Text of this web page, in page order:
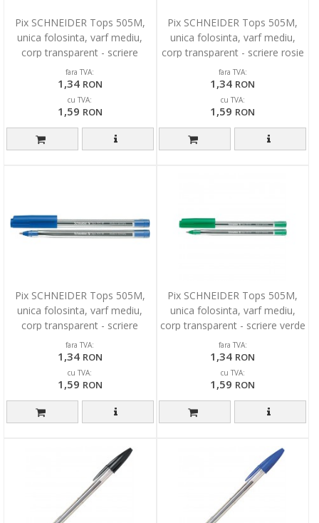
Pix SCHNEIDER Tops 505M,
unica folosinta, varf mediu,
corp transparent - scriere
neagra
fara TVA:
1,34 RON
cu TVA:
1,59 RON
Pix SCHNEIDER Tops 505M,
unica folosinta, varf mediu,
corp transparent - scriere rosie
fara TVA:
1,34 RON
cu TVA:
1,59 RON
Pix SCHNEIDER Tops 505M,
unica folosinta, varf mediu,
corp transparent - scriere
albastra
fara TVA:
1,34 RON
cu TVA:
1,59 RON
Pix SCHNEIDER Tops 505M,
unica folosinta, varf mediu,
corp transparent - scriere verde
fara TVA:
1,34 RON
cu TVA:
1,59 RON